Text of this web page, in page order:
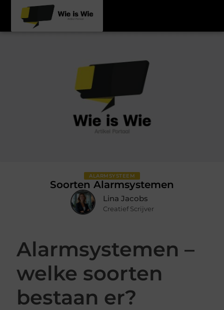
ALARMSYSTEEM
Soorten Alarmsystemen
Lina Jacobs
Creatief Scrijver
Alarmsystemen –
welke soorten
bestaan er?